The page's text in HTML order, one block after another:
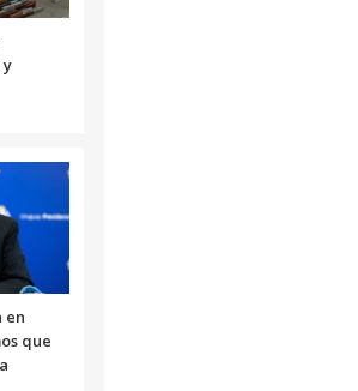
en
que